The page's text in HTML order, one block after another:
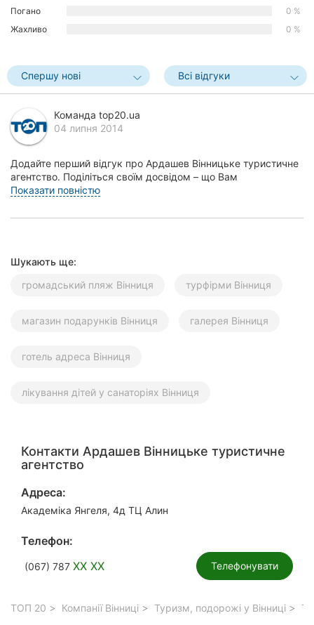
Черкаси
Суми
Івано-
Франківськ
Луцьк
Ужгород
Погано
0 %
Жахливо
0 %
Спершу нові Всі відгуки
Команда top20.ua
04 липня 2014
Додайте перший відгук про Ардашев Вінницьке туристичне
агентство. Поділіться своїм досвідом – що Вам
сподобалось, а що ні! Це допоможе іншим жителям В...
Показати повністю
Шукають ще:
громадський пляж Вінниця
турфірми Вінниця
магазин подарунків Вінниця галерея Вінниця
готель адреса Вінниця
лікування дітей у санаторіях Вінниця
Контакти Ардашев Вінницьке туристичне
агентство
Адреса:
Академіка Янгеля, 4д ТЦ Алин
Телефон:
(067) 787 XX XX Телефонувати
ТОП 20 Компанії Вінниці Туризм, подорожі у Вінниці